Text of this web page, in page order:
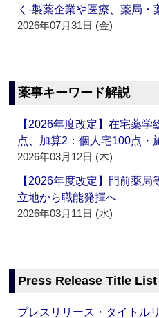
く‐製薬企業や医療、薬局
2026年07月31日 (金)
薬事キーワード解説
【2026年度改定】在宅薬
点、加算2：個人宅100点
2026年03月12日 (木)
【2026年度改定】門前薬
立地から職能発揮へ
2026年03月11日 (水)
Press Release Title List
プレスリリース・タイト